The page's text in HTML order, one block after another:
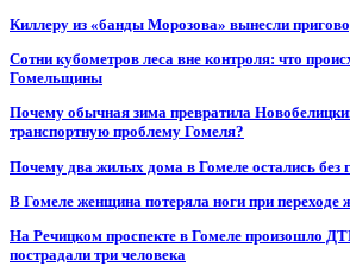
Киллеру из «банды Морозова» вынесли
Сотни кубометров леса вне контроля: что
Гомельщины
Почему обычная зима превратила
транспортную проблему Гомеля?
Почему два жилых дома в Гомеле остались без
В Гомеле женщина потеряла ноги при переходе
На Речицком проспекте в Гомеле произошло
пострадали три человека